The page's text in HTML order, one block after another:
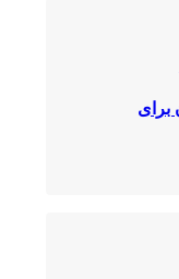
برای